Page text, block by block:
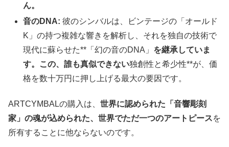
ん。
音のDNA: 彼のシンバルは、ビンテージの「オールド
K」の持つ複雑な響きを解析し、それを独自の技術で
現代に蘇らせた**「幻の音のDNA」 を継承していま
す。この、誰も真似できない独創性と希少性**が、価
格を数十万円に押し上げる最大の要因です。
ARTCYMBALの購入は、 世界に認められた「音響彫刻
家」の魂が込められた、世界でただ一つのアートピースを
所有することに他ならないのです。